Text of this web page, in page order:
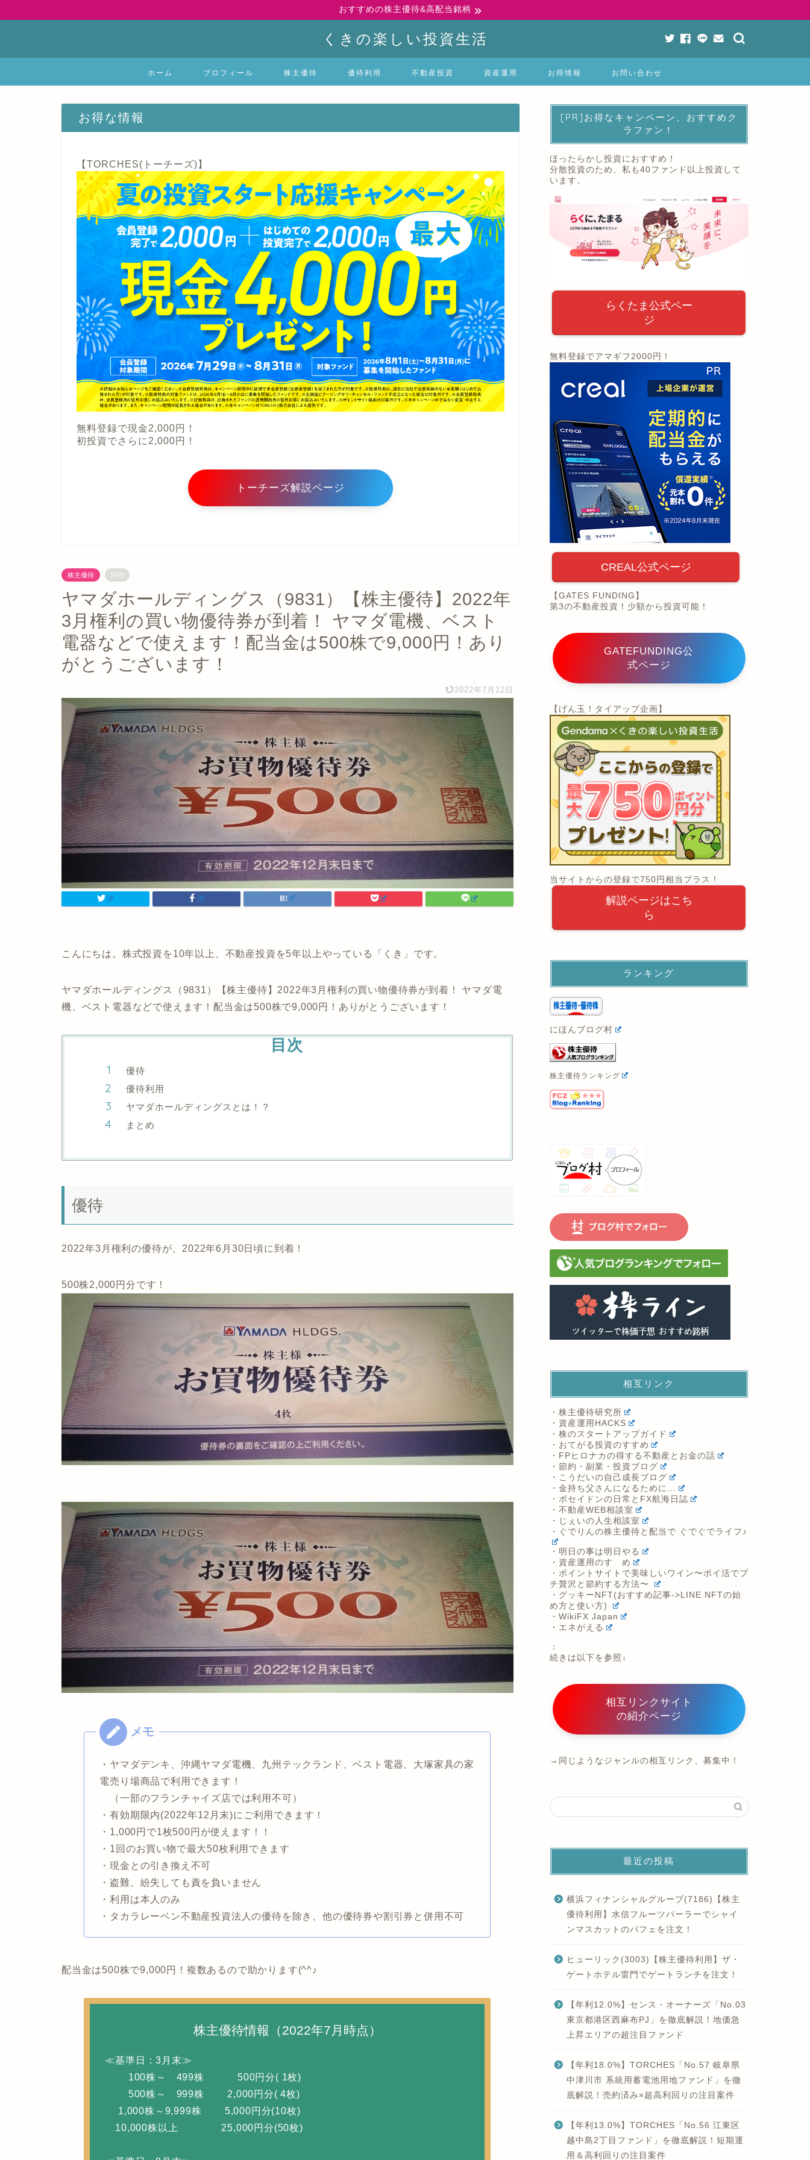
おすすめの株主優待&高配当銘柄
くきの楽しい投資生活
ホーム プロフィール 株主優待 優待利用 不動産投資 資産運用 お得情報 お問い合わせ
お得な情報
【TORCHES(トーチーズ)】
無料登録で現金2,000円！
初投資でさらに2,000円！
トーチーズ解説ページ
株主優待 [PR]
ヤマダホールディングス（9831）【株主優待】2022年
3月権利の買い物優待券が到着！ ヤマダ電機、ベスト
電器などで使えます！配当金は500株で9,000円！あり
がとうございます！
2022年7月12日
こんにちは。株式投資を10年以上、不動産投資を5年以上やっている「くき」です。
ヤマダホールディングス（9831）【株主優待】2022年3月権利の買い物優待券が到着！ ヤマダ電
機、ベスト電器などで使えます！配当金は500株で9,000円！ありがとうございます！
目次
優待
優待利用
ヤマダホールディングスとは！？
まとめ
優待
2022年3月権利の優待が、2022年6月30日頃に到着！
500株2,000円分です！
・ヤマダデンキ、沖縄ヤマダ電機、九州テックランド、ベスト電器、大塚家具の家
電売り場商品で利用できます！
（一部のフランチャイズ店では利用不可）
・有効期限内(2022年12月末)にご利用できます！
・1,000円で1枚500円が使えます！！
・1回のお買い物で最大50枚利用できます
・現金との引き換え不可
・盗難、紛失しても責を負いません
・利用は本人のみ
・タカラレーベン不動産投資法人の優待を除き、他の優待券や割引券と併用不可
配当金は500株で9,000円！複数あるので助かります(^^♪
株主優待情報（2022年7月時点）
≪基準日：3月末≫
100株～ 499株 500円分( 1枚)
500株～ 999株 2,000円分( 4枚)
1,000株～9,999株 5,000円分(10枚)
10,000株以上 25,000円分(50枚)
[PR]お得なキャンペーン、おすすめク
ラファン！
ほったらかし投資におすすめ！
分散投資のため、私も40ファンド以上投資して
います。
らくたま公式ペー
ジ
無料登録でアマギフ2000円！
CREAL公式ページ
【GATES FUNDING】
第3の不動産投資！少額から投資可能！
GATEFUNDING公
式ページ
【げん玉！タイアップ企画】
当サイトからの登録で750円相当プラス！
解説ページはこち
ら
ランキング
にほんブログ村
株主優待ランキング
相互リンク
・株主優待研究所
・資産運用HACKS
・株のスタートアップガイド
・おてがる投資のすすめ
・FPヒロナカの得する不動産とお金の話
・節約・副業・投資ブログ
・こうだいの自己成長ブログ
・金持ち父さんになるために…
・ポセイドンの日常とFX航海日誌
・不動産WEB相談室
・じぇいの人生相談室
・ぐでりんの株主優待と配当で ぐでぐでライフ♪
・明日の事は明日やる
・資産運用のすゝめ
・ポイントサイトで美味しいワイン〜ポイ活でプ
チ贅沢と節約する方法〜
・グッキーNFT(おすすめ記事->LINE NFTの始
め方と使い方)
・WikiFX Japan
・エネがえる
：
続きは以下を参照↓
相互リンクサイト
の紹介ページ
→同じようなジャンルの相互リンク、募集中！
最近の投稿
横浜フィナンシャルグループ(7186)【株主
優待利用】水信フルーツパーラーでシャイ
ンマスカットのパフェを注文！
ヒューリック(3003)【株主優待利用】ザ・
ゲートホテル雷門でゲートランチを注文！
【年利12.0%】センス・オーナーズ「No.03
東京都港区西麻布PJ」を徹底解説！地価急
上昇エリアの超注目ファンド
【年利18.0%】TORCHES「No.57 岐阜県
中津川市 系統用蓄電池用地ファンド」を徹
底解説！売約済み×超高利回りの注目案件
【年利13.0%】TORCHES「No.56 江東区
越中島2丁目ファンド」を徹底解説！短期運
用＆高利回りの注目案件